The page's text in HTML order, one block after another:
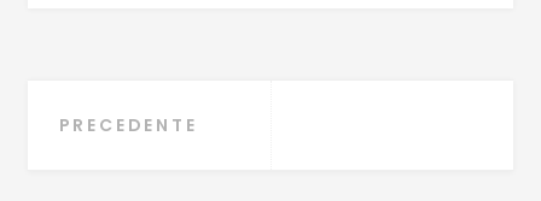
Navigazione
PRECEDENTE